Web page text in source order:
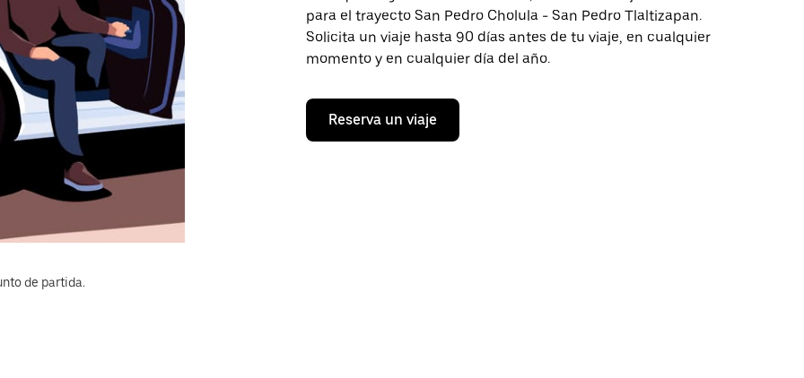
para el trayecto San Pedro Cholula - San Pedro Tlaltizapan.
Solicita un viaje hasta 90 días antes de tu viaje, en cualquier
momento y en cualquier día del año.
Reserva un viaje
de partida.